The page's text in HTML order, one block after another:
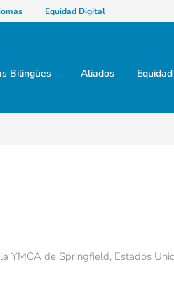
Equidad Digital
Bilingües Aliados
YMCA de Springfield, Estados